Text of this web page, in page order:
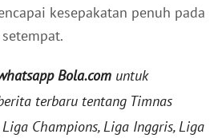
kesepakatan penuh pada
Bola.com untuk
terbaru tentang Timnas
Champions, Liga Inggris, Liga